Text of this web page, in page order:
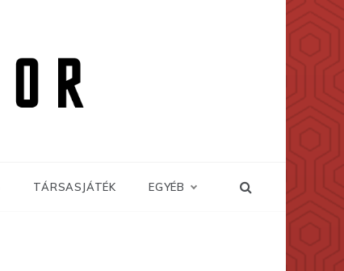
TÁRSASJÁTÉK EGYÉB